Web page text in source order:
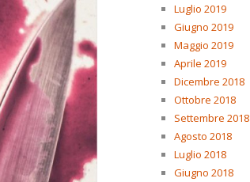
Luglio 2019
Giugno 2019
Maggio 2019
Aprile 2019
Dicembre 2018
Ottobre 2018
Settembre 2018
Agosto 2018
Luglio 2018
Giugno 2018